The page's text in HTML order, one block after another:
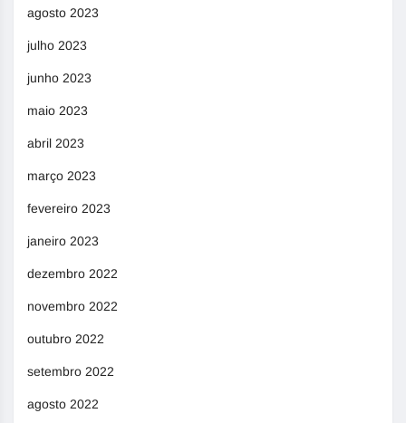
agosto 2023
julho 2023
junho 2023
maio 2023
abril 2023
março 2023
fevereiro 2023
janeiro 2023
dezembro 2022
novembro 2022
outubro 2022
setembro 2022
agosto 2022